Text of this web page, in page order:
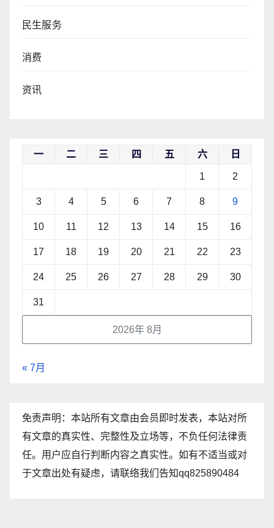
民生服务
消费
资讯
2026年 8月
一 二 三 四 五 六 日
1 2
3 4 5 6 7 8 9
10 11 12 13 14 15 16
17 18 19 20 21 22 23
24 25 26 27 28 29 30
31
« 7月
免责声明：本站所有文章由会员即时发表，本站对所
有文章的真实性、完整性及立场等，不负任何法律责
任。用户应自行判断内容之真实性。如有不适当或对
于文章出处有疑虑，请联络我们告知qq825890484